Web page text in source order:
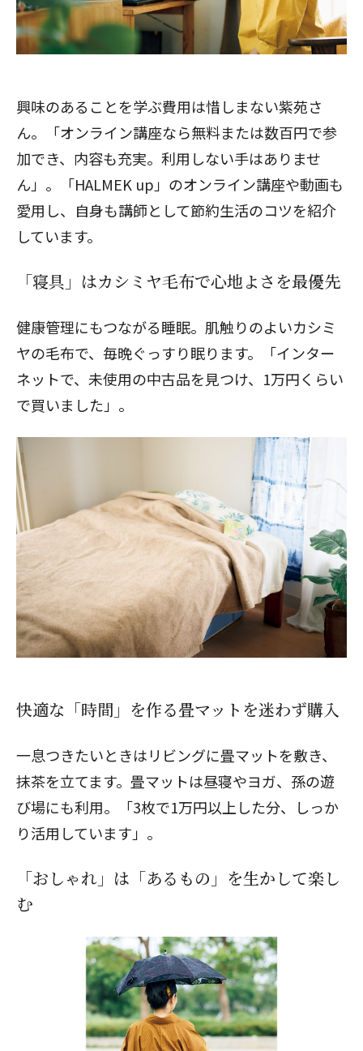
興味のあることを学ぶ費用は惜しまない紫苑さ
ん。「オンライン講座なら無料または数百円で参
加でき、内容も充実。利用しない手はありませ
ん」。「HALMEK up」のオンライン講座や動画も
愛用し、自身も講師として節約生活のコツを紹介
しています。
「寝具」はカシミヤ毛布で心地よさを最優先
健康管理にもつながる睡眠。肌触りのよいカシミ
ヤの毛布で、毎晩ぐっすり眠ります。「インター
ネットで、未使用の中古品を見つけ、1万円くらい
で買いました」。
快適な「時間」を作る畳マットを迷わず購入
一息つきたいときはリビングに畳マットを敷き、
抹茶を立てます。畳マットは昼寝やヨガ、孫の遊
び場にも利用。「3枚で1万円以上した分、しっか
り活用しています」。
「おしゃれ」は「あるもの」を生かして楽し
む